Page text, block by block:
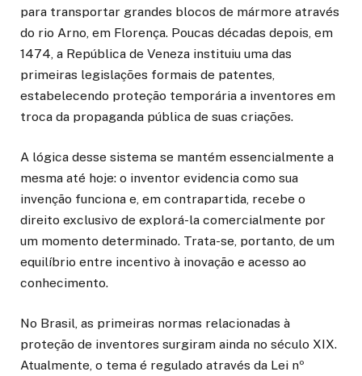
para transportar grandes blocos de mármore através
do rio Arno, em Florença. Poucas décadas depois, em
1474, a República de Veneza instituiu uma das
primeiras legislações formais de patentes,
estabelecendo proteção temporária a inventores em
troca da propaganda pública de suas criações.
A lógica desse sistema se mantém essencialmente a
mesma até hoje: o inventor evidencia como sua
invenção funciona e, em contrapartida, recebe o
direito exclusivo de explorá-la comercialmente por
um momento determinado. Trata-se, portanto, de um
equilíbrio entre incentivo à inovação e acesso ao
conhecimento.
No Brasil, as primeiras normas relacionadas à
proteção de inventores surgiram ainda no século XIX.
Atualmente, o tema é regulado através da Lei nº